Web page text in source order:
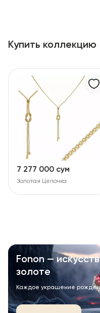
Купить коллекцию
7 277 000 сум
Золотая Цепочка
Fonon —
золоте
Каждое украшение